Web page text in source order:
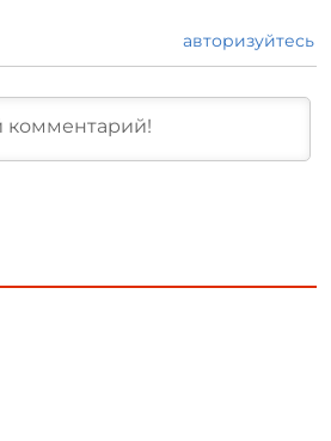
авторизуйтесь